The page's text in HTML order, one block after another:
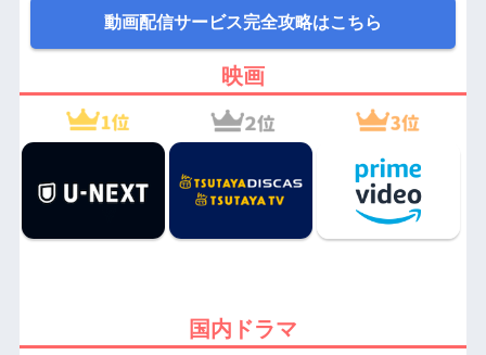
動画配信サービス完全攻略はこちら
映画
国内ドラマ